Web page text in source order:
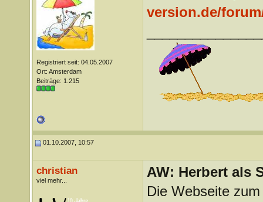
Registriert seit: 04.05.2007
Ort: Amsterdam
Beiträge: 1.215
version.de/
01.10.2007, 10:57
christian
viel mehr...
AW: Herbert als
Die Webseite